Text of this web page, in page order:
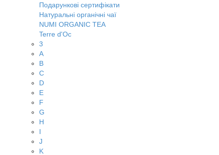
Подарункові сертифікати
Натуральні органічні чаї
NUMI ORGANIC TEA
Terre d'Oc
3
A
B
C
D
E
F
G
H
I
J
K